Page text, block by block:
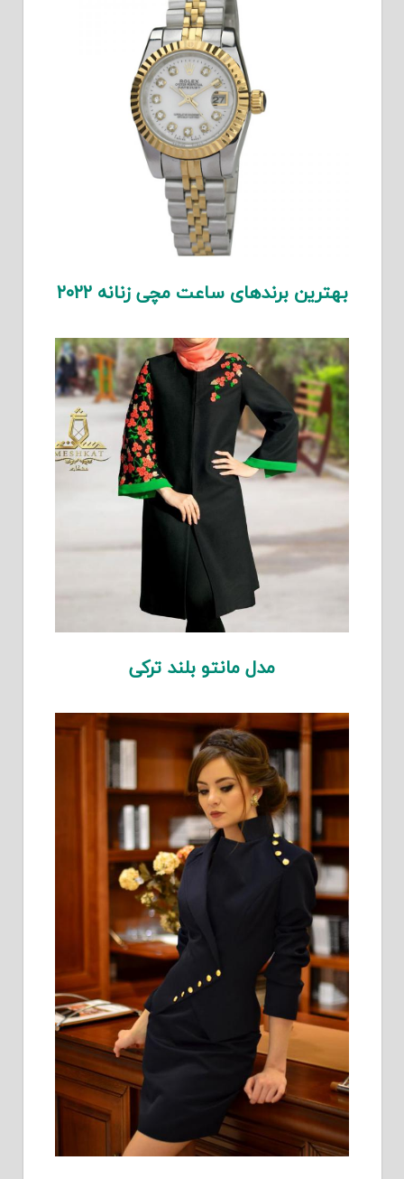
بهترین برندهای ساعت مچی زنانه ۲۰۲۲
مدل مانتو بلند ترکی